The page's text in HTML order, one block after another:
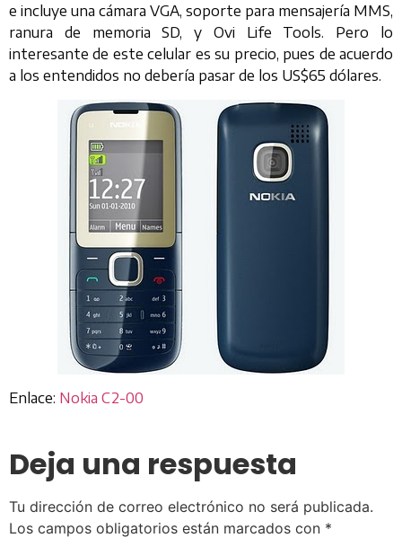
e incluye una cámara VGA, soporte para mensajería MMS,
ranura de memoria SD, y Ovi Life Tools. Pero lo
interesante de este celular es su precio, pues de acuerdo
a los entendidos no debería pasar de los US$65 dólares.
Enlace: Nokia C2-00
Deja una respuesta
Tu dirección de correo electrónico no será publicada.
Los campos obligatorios están marcados con *